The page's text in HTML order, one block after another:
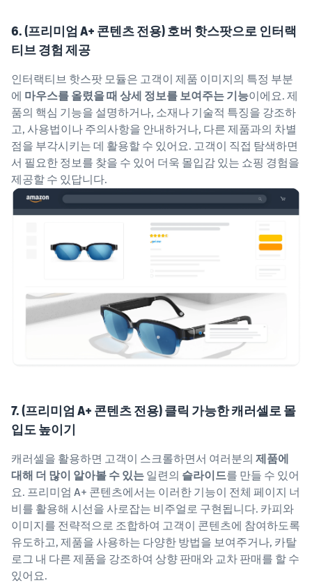
6. (프리미엄 A+ 콘텐츠 전용) 호버 핫스팟으로 인터랙
티브 경험 제공
인터랙티브 핫스팟 모듈은 고객이 제품 이미지의 특정 부분
에 마우스를 올렸을 때 상세 정보를 보여주는 기능이에요. 제
품의 핵심 기능을 설명하거나, 소재나 기술적 특징을 강조하
고, 사용법이나 주의사항을 안내하거나, 다른 제품과의 차별
점을 부각시키는 데 활용할 수 있어요. 고객이 직접 탐색하면
서 필요한 정보를 찾을 수 있어 더욱 몰입감 있는 쇼핑 경험을
제공할 수 있답니다.
7. (프리미엄 A+ 콘텐츠 전용) 클릭 가능한 캐러셀로 몰
입도 높이기
캐러셀을 활용하면 고객이 스크롤하면서 여러분의 제품에
대해 더 많이 알아볼 수 있는 일련의 슬라이드를 만들 수 있어
요. 프리미엄 A+ 콘텐츠에서는 이러한 기능이 전체 페이지 너
비를 활용해 시선을 사로잡는 비주얼로 구현됩니다. 카피와
이미지를 전략적으로 조합하여 고객이 콘텐츠에 참여하도록
유도하고, 제품을 사용하는 다양한 방법을 보여주거나, 카탈
로그 내 다른 제품을 강조하여 상향 판매와 교차 판매를 할 수
있어요.